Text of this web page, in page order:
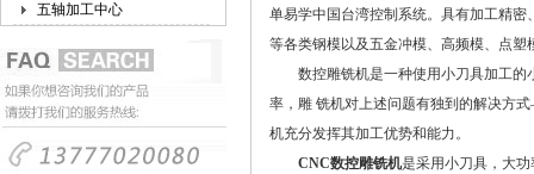
五轴加工中心
单易学中国台湾控制系统。具有加工精
等各类钢模以及五金冲模、高频模、点
数控雕铣机是一种使用小刀具加工的
率，雕 铣机对上述问题有独到的解决方
机充分发挥其加工优势和能力。
CNC数控雕铣机是采用小刀具，大